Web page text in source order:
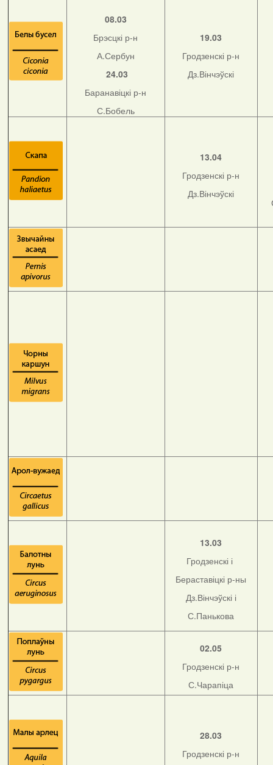
08.03
Брэсцкі р-н
А.Сербун
24.03
Баранавіцкі р-н
С.Бобель
19.03
Гродзенскі р-н
Дз.Вінчэўскі
13.04
Гродзенскі р-н
Дз.Вінчэўскі
13.03
Гродзенскі і
Бераставіцкі р-ны
Дз.Вінчэўскі і
С.Панькова
02.05
Гродзенскі р-н
С.Чарапіца
28.03
Гродзенскі р-н